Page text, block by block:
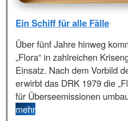
Ein Schiff für alle Fälle
Über fünf Jahre hinweg
„Flora“ in zahlreichen
Einsatz. Nach dem Vorbild
erwirbt das DRK 1979 die
für Überseemissionen
mehr